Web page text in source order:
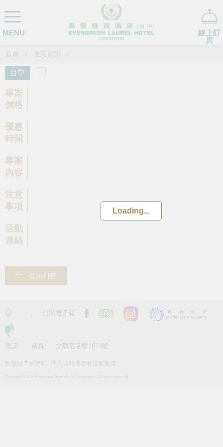
Loading...
MENU
線上訂
房
首頁 優惠資訊
台中
專案
價格
優惠
時間
專案
內容
注意
事項
活動
連結
返回列表
訂閱電子報
電話: 傳真: 交觀宿字號1614號